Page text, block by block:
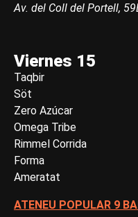
Av. del Coll del Portell,
Viernes 15
Taqbir
Söt
Zero Azúcar
Omega Tribe
Rimmel Corrida
Forma
Ameratat
ATENEU POPULAR 9